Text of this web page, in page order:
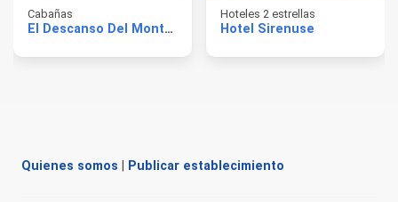
Cabañas
El Descanso Del Montanes
Hoteles 2 estrellas
Hotel Sirenuse
Quienes somos Publicar establecimiento